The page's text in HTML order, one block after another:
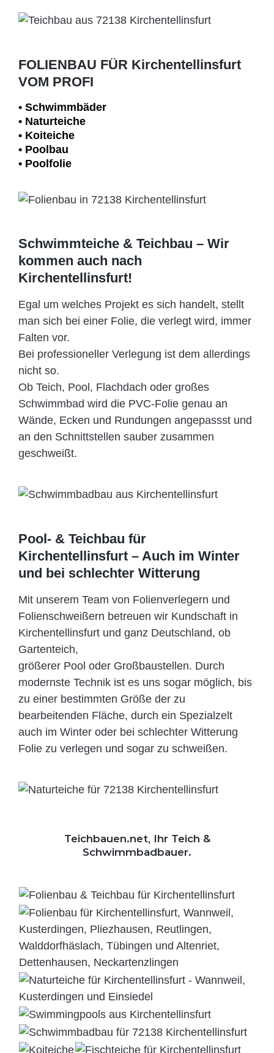
FOLIENBAU FÜR Kirchentellinsfurt
VOM PROFI
• Schwimm­bäder
• Naturteiche
• Koiteiche
• Poolbau
• Poolfolie
Schwimmteiche & Teichbau – Wir
kommen auch nach
Kirchentellinsfurt!
Egal um welches Projekt es sich handelt, stellt
man sich bei einer Folie, die verlegt wird, immer
Falten vor.
Bei professioneller Verlegung ist dem allerdings
nicht so.
Ob Teich, Pool, Flachdach oder großes
Schwimmbad wird die PVC-Folie genau an
Wände, Ecken und Rundungen angepassst und
an den Schnittstellen sauber zusammen
geschweißt.
Pool- & Teichbau für
Kirchentellinsfurt – Auch im Winter
und bei schlechter Witterung
Mit unserem Team von Folienverlegern und
Folien­schweißern betreuen wir Kundschaft in
Kirchentellinsfurt und ganz Deutschland, ob
Gartenteich,
größerer Pool oder Großbaustellen. Durch
modernste Technik ist es uns sogar möglich, bis
zu einer bestimmten Größe der zu
bearbeitenden Fläche, durch ein Spezi­alzelt
auch im Winter oder bei schlechter Witterung
Folie zu verlegen und sogar zu schweißen.
Teichbauen.net, Ihr Teich &
Schwimmbadbauer.